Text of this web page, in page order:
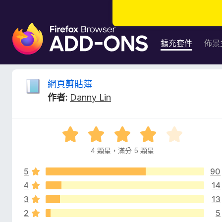
F
i
e
擴充套件 佈景
網
剪
簿
的
網頁剪貼簿
作者: Danny Lin
評
價
滿
分
5
4 顆星，滿分 5 顆星
5
90
4
14
3
13
2
5